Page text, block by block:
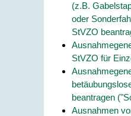
(z.B.
oder
StVZO
StVZO für
beantragen
Ausnahmen